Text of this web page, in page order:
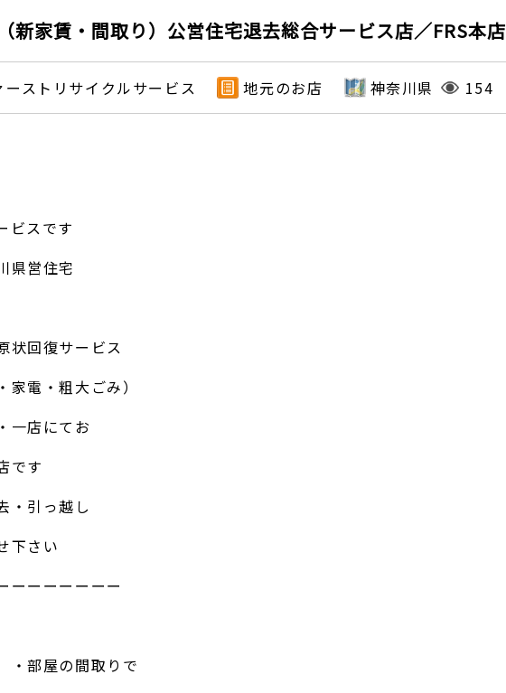
新家賃・間取り）公営住宅退去総合サービス店／FRS本店
ーストリサイクルサービス 地元のお店 神奈川県 154
ビスです
県営住宅
状回復サービス
電・粗大ごみ）
一店にてお
です
・引っ越し
下さい
ーーーーーーー
・部屋の間取りで